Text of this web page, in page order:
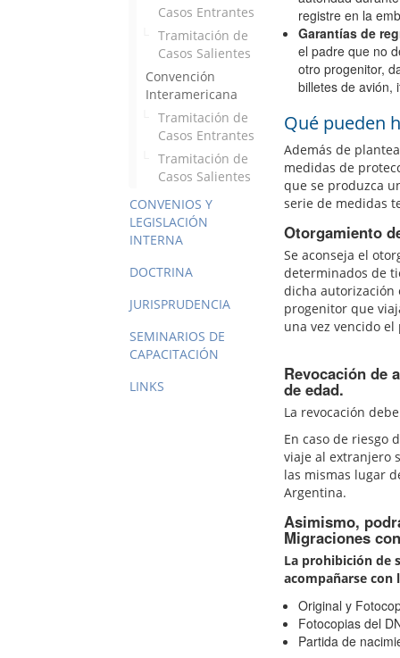
Casos Entrantes
Tramitación de
Casos Salientes
Convención
Interamericana
Tramitación de
Casos Entrantes
Tramitación de
Casos Salientes
CONVENIOS Y
LEGISLACIÓN
INTERNA
DOCTRINA
JURISPRUDENCIA
SEMINARIOS DE
CAPACITACIÓN
LINKS
registre en la
Garantías de
el padre que no
otro progenitor,
billetes de avión,
Qué pueden
Además de
medidas de
que se produzca
serie de medidas
Otorgamiento
Se aconseja el
determinados de
dicha autorización
progenitor que
una vez vencido
Revocación de
de edad.
La revocación
En caso de riesgo
viaje al extranjero
las mismas lugar
Argentina.
Asimismo,
Migraciones
La prohibición de
acompañarse con
Original y
Fotocopias del
Partida de